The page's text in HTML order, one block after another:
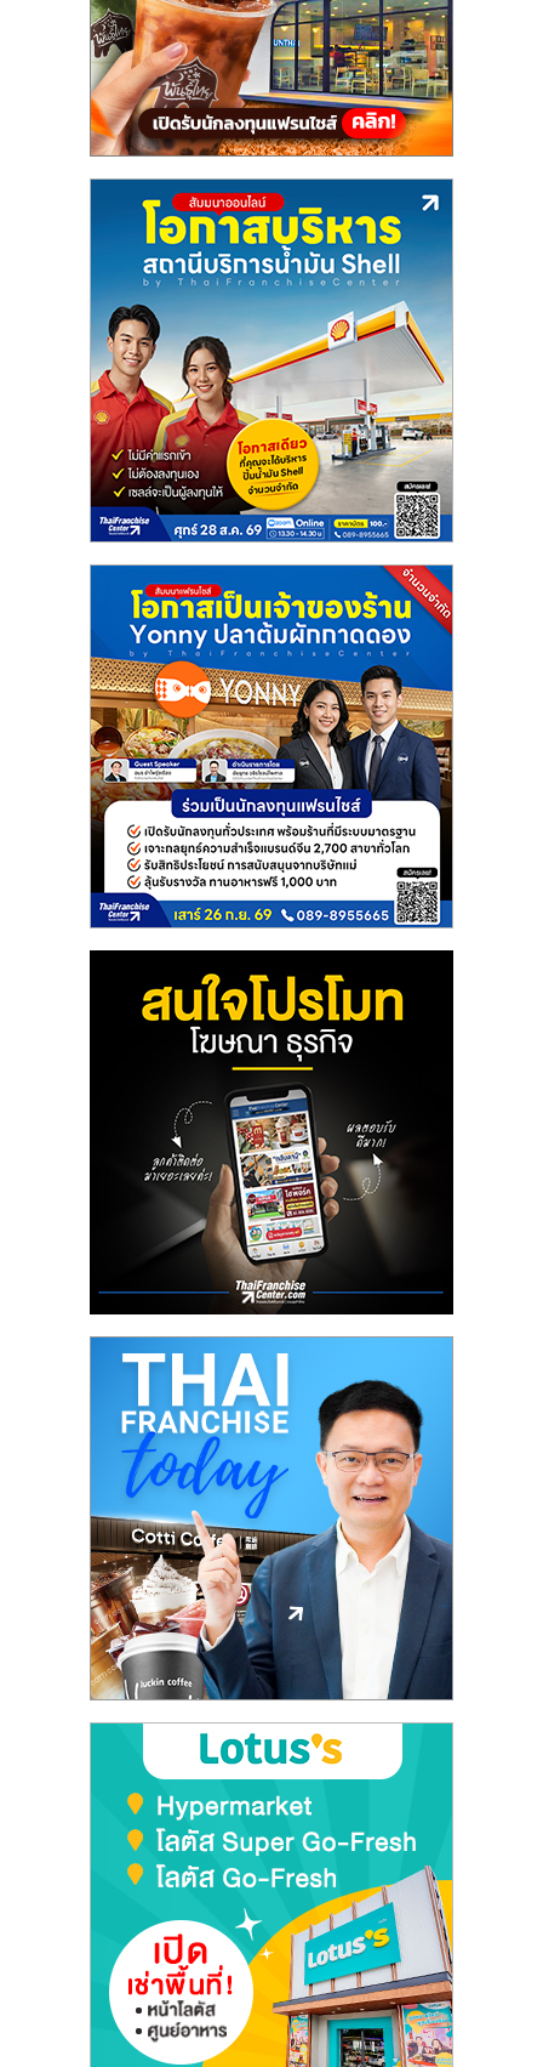
ไชส์,
รวม
แฟ
ไชส์
ขาย
แฟ
ไชส์
แฟ
ไชส์
ขาย
หน้า
บ้าน
ลงทุน
ปรึกษา
การ
ลงทุน
และ
ขยาย
ไชส์,